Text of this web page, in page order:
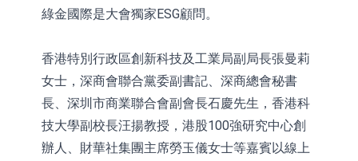
綠金國際是大會獨家ESG顧問。
香港特別行政區創新科技及工業局副局長張曼莉
女士，深商會聯合黨委副書記、深商總會秘書
長、深圳市商業聯合會副會長石慶先生，香港科
技大學副校長汪揚教授，港股100強研究中心創
辦人、財華社集團主席勞玉儀女士等嘉賓以線上